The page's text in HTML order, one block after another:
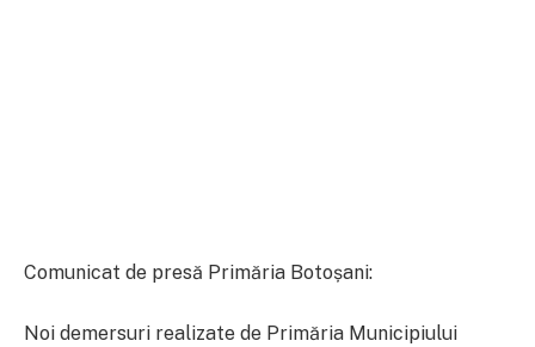
Comunicat de presă Primăria Botoșani:
Noi demersuri realizate de Primăria Municipiului